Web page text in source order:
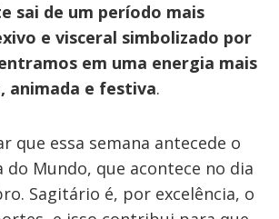
sai de um período mais
e visceral simbolizado por
em uma energia mais
animada e festiva.
que essa semana antecede o
do Mundo, que acontece no dia
Sagitário é, por excelência, o